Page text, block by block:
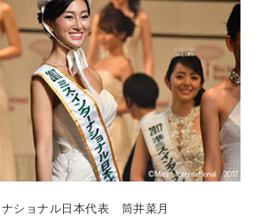
ナショナル日本代表 筒井菜月